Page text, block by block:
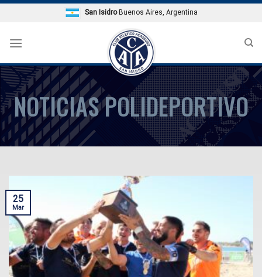
Skip
San IsidroBuenos Aires, Argentina
NOTICIAS POLIDEPORTIVO
25
Mar